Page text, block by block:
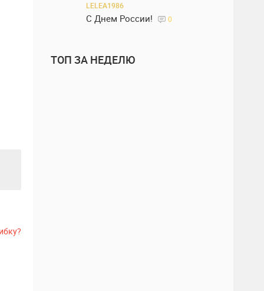
LELEA1986
С Днем России! 0
ТОП ЗА НЕДЕЛЮ